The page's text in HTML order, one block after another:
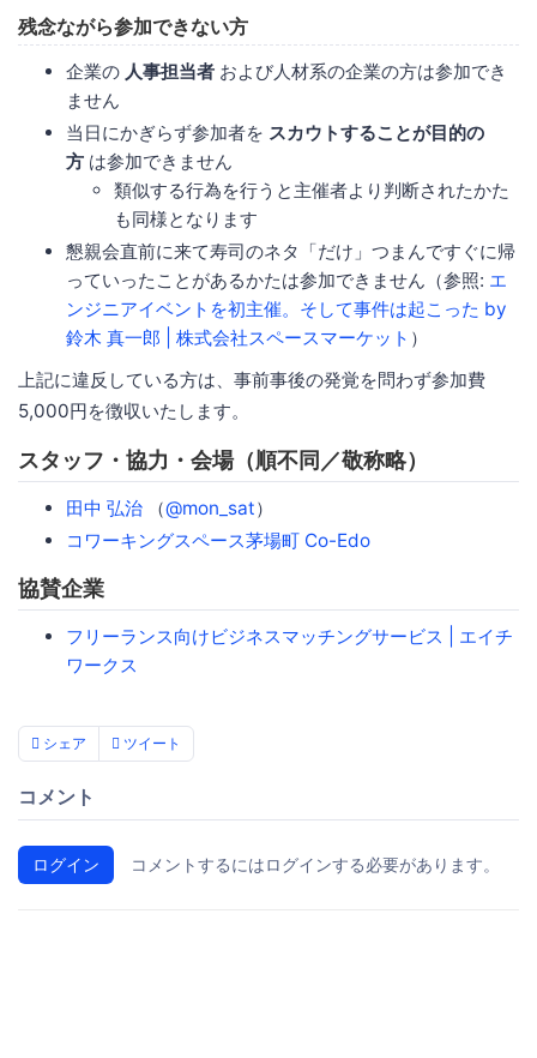
残念ながら参加できない方
企業の 人事担当者 および人材系の企業の方は参加でき
ません
当日にかぎらず参加者を スカウトすることが目的の
方 は参加できません
類似する行為を行うと主催者より判断されたかた
も同様となります
懇親会直前に来て寿司のネタ「だけ」つまんですぐに帰
っていったことがあるかたは参加できません（参照: エ
ンジニアイベントを初主催。そして事件は起こった by
鈴木 真一郎 | 株式会社スペースマーケット ）
上記に違反している方は、事前事後の発覚を問わず参加費
5,000円を徴収いたします。
スタッフ・協力・会場（順不同／敬称略）
田中 弘治 （@mon_sat）
コワーキングスペース茅場町 Co-Edo
協賛企業
フリーランス向けビジネスマッチングサービス | エイチ
ワークス
シェア ツイート
コメント
ログイン コメントするにはログインする必要があります。